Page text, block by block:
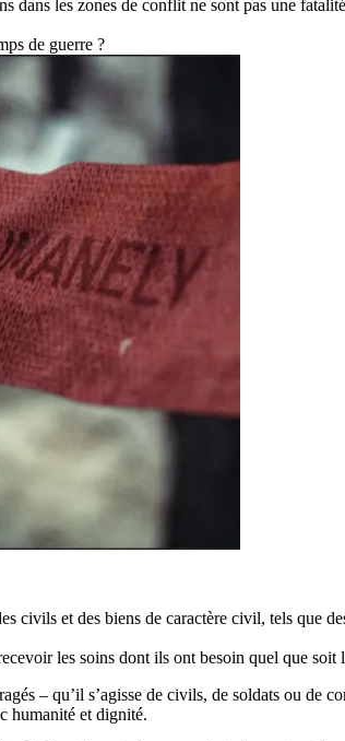
dans les zones de conflit ne sont pas une
de guerre ?
civils et des biens de caractère civil, tels que
les soins dont ils ont besoin quel que soit
– qu’il s’agisse de civils, de soldats ou de
humanité et dignité.